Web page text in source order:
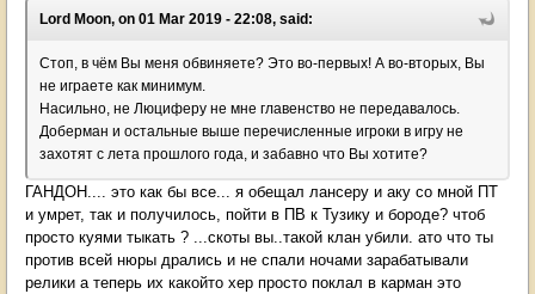
Lord Moon, on 01 Mar 2019 - 22:08, said:
Стоп, в чём Вы меня обвиняете? Это во-первых! А во-вторых, Вы
не играете как минимум.
Насильно, не Люциферу не мне главенство не передавалось.
Доберман и остальные выше перечисленные игроки в игру не
захотят с лета прошлого года, и забавно что Вы хотите?
ГАНДОН.... это как бы все... я обещал лансеру и аку со мной ПТ
и умрет, так и получилось, пойти в ПВ к Тузику и бороде? чтоб
просто куями тыкать ? ...скоты вы..такой клан убили. ато что ты
против всей нюры дрались и не спали ночами зарабатывали
релики а теперь их какойто хер просто поклал в карман это